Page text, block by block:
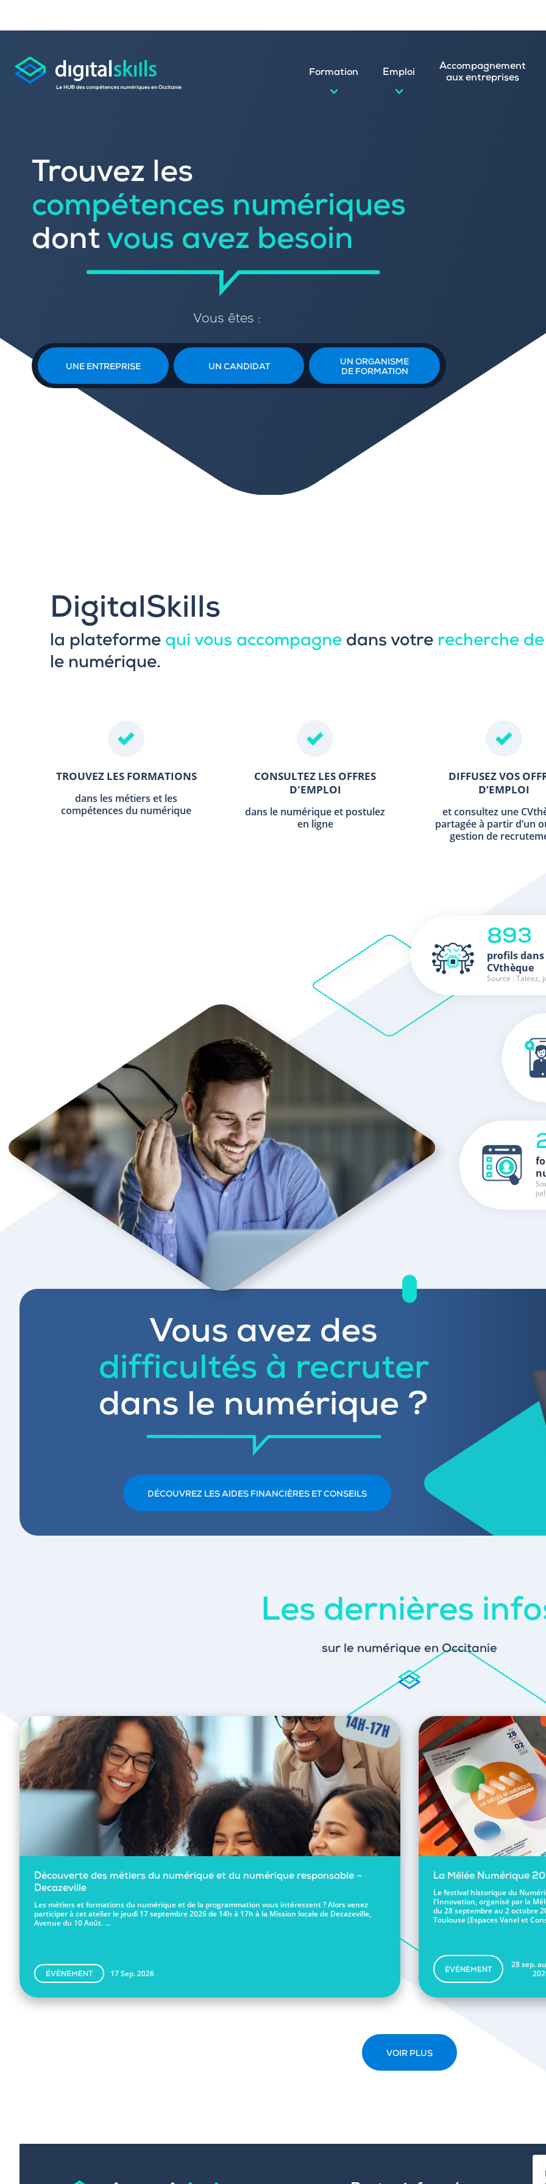
Formation
Rechercher une formation dans le numérique
Référencer votre offre de formation
Emploi
Publier vos offres d’emploi
Trouver un candidat (CVthèque)
Sourcer une école
Accompagnement
aux entreprises
Trouvez les
compétences numériques
dont vous avez besoin
Vous êtes :
UNE ENTREPRISE UN CANDIDAT
UN ORGANISME
DE FORMATION
DigitalSkills
la plateforme qui vous accompagne dans votre recherche
le numérique.
TROUVEZ LES FORMATIONS
dans les métiers et les
compétences du numérique
CONSULTEZ LES OFFRES
D'EMPLOI
dans le numérique et postulez
en ligne
DIFFUSEZ VOS
D’EMPLOI
et consultez une
partagée à partir d’un
gestion de
893
profils
CVthèque
Source : Taleez,
Vous avez des
difficultés à recruter
dans le numérique ?
DÉCOUVREZ LES AIDES FINANCIÈRES ET CONSEILS
Les dernières
sur le numérique en Occitanie
Découverte des métiers du numérique et du numérique responsable –
Decazeville
Les métiers et formations du numérique et de la programmation vous intéressent ? Alors venez
participer à cet atelier le jeudi 17 septembre 2026 de 14h à 17h à la Mission locale de Decazeville,
Avenue du 10 Août. ...
ÉVÈNEMENT 17 Sep. 2026
La Mêlée Numérique
Le festival historique du
l'Innovation, organisé par la
du 28 septembre au 2 octobre
Toulouse (Espaces Vanel et
ÉVÈNEMENT
28 sep.
VOIR PLUS